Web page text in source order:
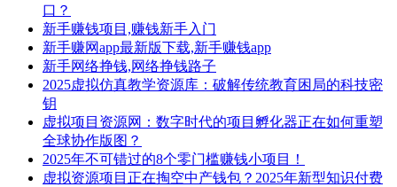
口？
新手赚钱项目,赚钱新手入门
新手赚网app最新版下载,新手赚钱app
新手网络挣钱,网络挣钱路子
2025虚拟仿真教学资源库：破解传统教育困局的科技密
钥
虚拟项目资源网：数字时代的项目孵化器正在如何重塑
全球协作版图？
2025年不可错过的8个零门槛赚钱小项目！
虚拟资源项目正在掏空中产钱包？2025年新型知识付费